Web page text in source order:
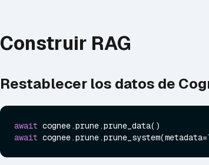
Construir RAG
Restablecer los datos de
await
await cognee.prune.prune_system(metadata=